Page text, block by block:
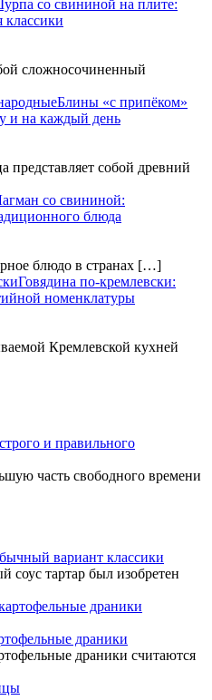
со свининой на плите:
классики
сложносочиненный
Блины «с припёком»
и на каждый день
представляет собой древний
со свининой:
блюда
блюдо в странах […]
Говядина по-кремлевски:
номенклатуры
Кремлевской кухней
и правильного
часть свободного времени
вариант классики
соус тартар был изобретен
драники
драники считаются